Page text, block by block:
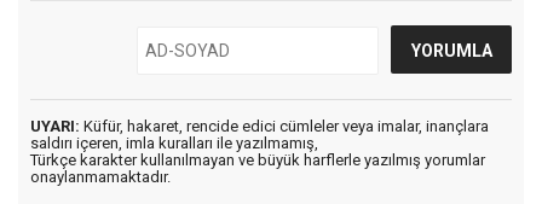
UYARI: Küfür, hakaret, rencide edici cümleler veya imalar, inançlara
saldırı içeren, imla kuralları ile yazılmamış,
Türkçe karakter kullanılmayan ve büyük harflerle yazılmış yorumlar
onaylanmamaktadır.